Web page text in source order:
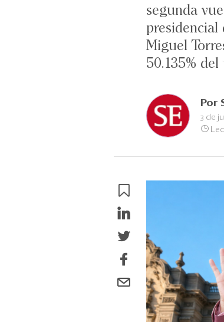
segunda
presidencial
Miguel
50.135%
Por
3 de